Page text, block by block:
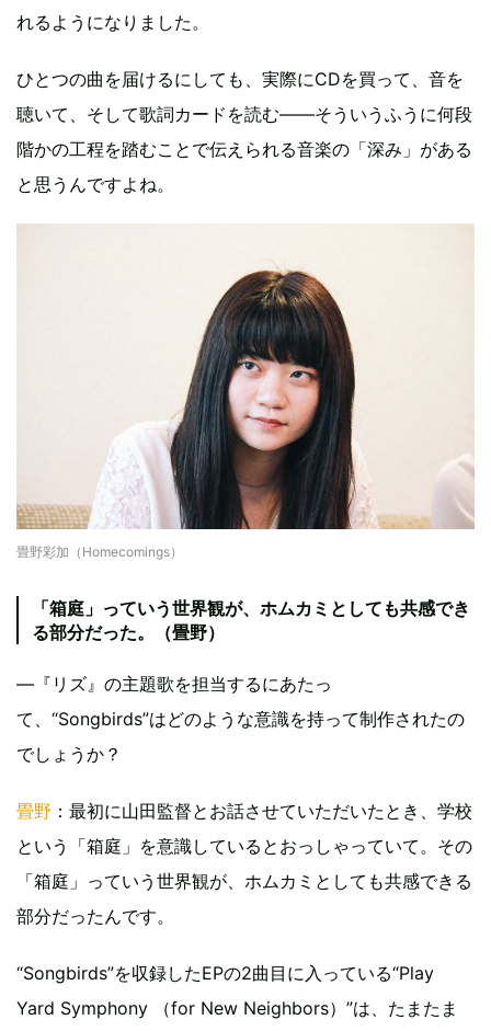
れるようになりました。
ひとつの曲を届けるにしても、実際にCDを買って、音を
聴いて、そして歌詞カードを読む――そういうふうに何段
階かの工程を踏むことで伝えられる音楽の「深み」がある
と思うんですよね。
畳野彩加（Homecomings）
「箱庭」っていう世界観が、ホムカミとしても共感でき
る部分だった。（畳野）
—『リズ』の主題歌を担当するにあたっ
て、“Songbirds”はどのような意識を持って制作されたの
でしょうか？
畳野 ：最初に山田監督とお話させていただいたとき、学校
という「箱庭」を意識しているとおっしゃっていて。その
「箱庭」っていう世界観が、ホムカミとしても共感できる
部分だったんです。
“Songbirds”を収録したEPの2曲目に入っている“Play
Yard Symphony （for New Neighbors）”は、たまたま